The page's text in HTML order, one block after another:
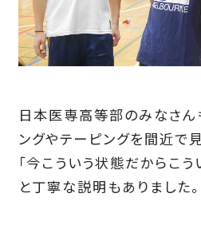
日本医専高等部のみなさん
ングやテーピングを間近で
「今こういう状態だからこう
と丁寧な説明もありました。